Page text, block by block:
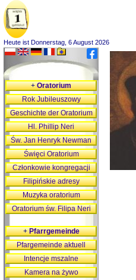
Heute ist Donnerstag, 6 August 2026
+Oratorium
Rok Jubileuszowy
Geschichte der Oratorium
Hl. Phillip Neri
Św. Jan Henryk Newman
Święci Oratorium
Członkowie kongregacji
Filipińskie adresy
Muzyka oratorium
Oratorium św. Filipa Neri
+Pfarrgemeinde
Pfargemeinde aktuell
Intencje mszalne
Kamera na żywo